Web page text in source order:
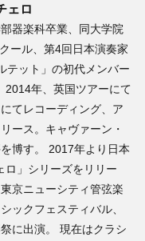
ェロ
器楽科卒業、同大学院
ール、第4回日本演奏家
テット」の初代メンバー
2014年、英国ツアーにて
てレコーディング、ア
ース。キャヴァーン・
博す。 2017年より日本
ロ」シリーズをリリー
京ニューシティ管弦楽
ックフェスティバル、
に出演。 現在はクラシ